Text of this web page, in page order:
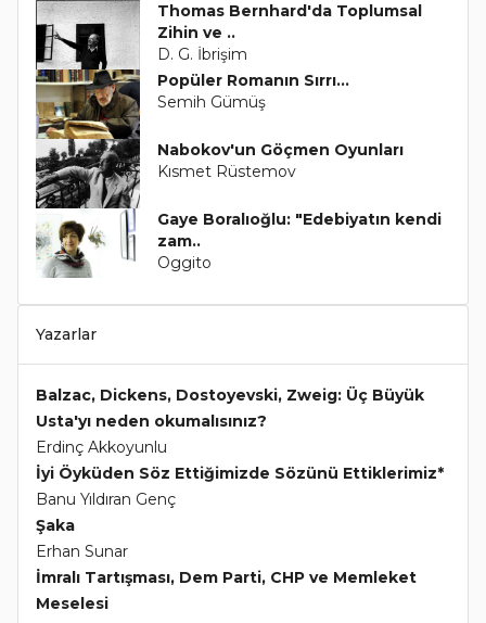
Thomas Bernhard'da Toplumsal
Zihin ve ..
D. G. İbrişim
Popüler Romanın Sırrı...
Semih Gümüş
Nabokov'un Göçmen Oyunları
Kısmet Rüstemov
Gaye Boralıoğlu: "Edebiyatın kendi
zam..
Oggito
Yazarlar
Balzac, Dickens, Dostoyevski, Zweig: Üç Büyük
Usta'yı neden okumalısınız?
Erdinç Akkoyunlu
İyi Öyküden Söz Ettiğimizde Sözünü Ettiklerimiz*
Banu Yıldıran Genç
Şaka
Erhan Sunar
İmralı Tartışması, Dem Parti, CHP ve Memleket
Meselesi